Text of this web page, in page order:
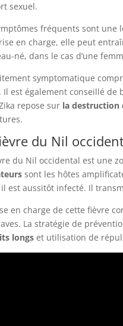
sexuel.
fréquents sont une
en charge, elle peut
né, dans le cas d’une
symptomatique
Il est également conseillé de
repose sur la destruction
du Nil
du Nil occidental est une
sont les hôtes
est aussitôt infecté. Il
en charge de cette fièvre
La stratégie de
longset utilisation de